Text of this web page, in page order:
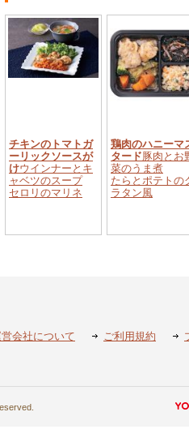
チキンのトマトガ
ーリックソースが
けウインナーとキ
ャベツのスープ
セロリのマリネ
鶏肉のハニーマ
タード豚肉とお
菜のうま煮
たらとポテトの
ラタン風
会社について ご利用規約